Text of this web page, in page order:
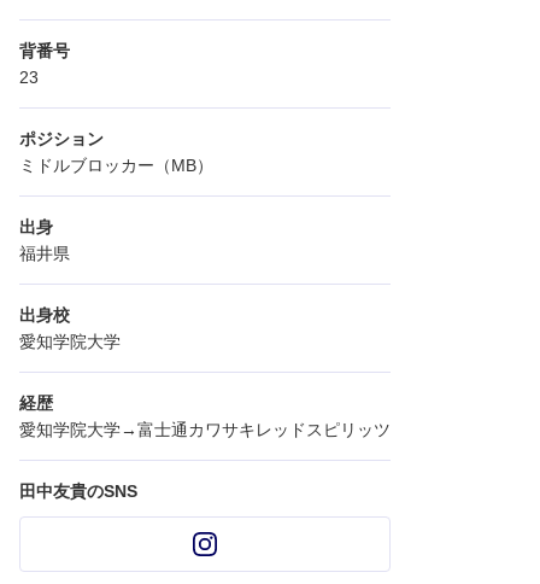
背番号
23
ポジション
ミドルブロッカー（MB）
出身
福井県
出身校
愛知学院大学
経歴
愛知学院大学→富士通カワサキレッドスピリッツ
田中友貴のSNS